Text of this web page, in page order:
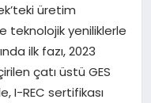
üretim
teknolojik yeniliklerle
ilk fazı, 2023
çatı üstü GES
I-REC sertifikası